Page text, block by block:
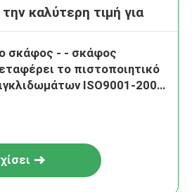
καλύτερη τιμή για
σκάφος - - σκάφος
το πιστοποιητικό
ISO9001-2008